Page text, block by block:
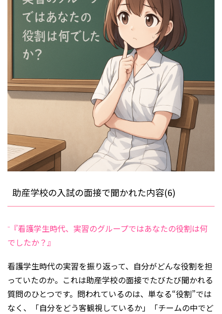
助産学校の入試の面接で聞かれた内容(6)
⁻『看護学生時代、実習のグループではあなたの役割は何
でしたか？』
看護学生時代の実習を振り返って、自分がどんな役割を担
っていたのか。これは助産学校の面接でたびたび聞かれる
質問のひとつです。問われているのは、単なる“役割”では
なく、「自分をどう客観視しているか」「チームの中でど